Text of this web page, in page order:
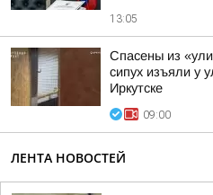
13:05
Спасены из
сипух изъяли у
Иркутске
09:00
ЛЕНТА НОВОСТЕЙ